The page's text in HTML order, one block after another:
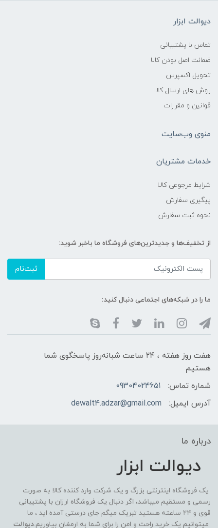
دیوالت ابزار
تماس با پشتیبانی
ضمانت اصل بودن کالا
تحویل اکسپرس
روش های ارسال کالا
قوانین و مقررات
منوی وب‌سایت
خدمات مشتریان
شرایط مرجوعی کالا
پیگیری سفارش
نحوه ثبت سفارش
از تخفیف‌ها و جدیدترین‌های فروشگاه ما باخبر شوید:
ثبت‌نام
ما را در شبکه‌های اجتماعی دنبال کنید:
هفت روز هفته ، ۲۴ ساعت شبانه‌روز پاسخگوی شما
هستیم
شماره تماس:
09304024651
آدرس ایمیل:
dewalt4.adzar@gmail.com
درباره ما
دیوالت ابزار
یک فروشگاه اینترنتی بزرگ و یک شرکت وارد کننده کالا به صورت
رسمی و مستقیم میباشد، اگر دنبال یک فروشگاه ارزان با پشتیبانی
قوی و ۲۴ ساعته هستید تبریک میگم جای درستی آمده اید ، ما
میتوانیم یک خرید راحت و امن را برای شما به ارمغان بیاوریم.دیوالت